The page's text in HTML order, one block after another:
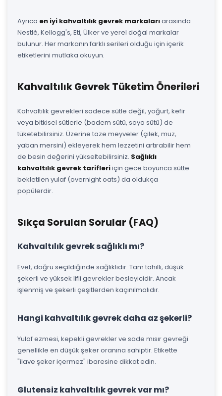
Ayrıca en iyi kahvaltılık gevrek markalarıarasında
Nestlé, Kellogg's, Eti, Ülker ve yerel doğal markalar
bulunur. Her markanın farklı serileri olduğu için içerik
etiketlerini mutlaka okuyun.
Kahvaltılık Gevrek Tüketim Önerileri
Kahvaltılık gevrekleri sadece sütle değil, yoğurt, kefir
veya bitkisel sütlerle (badem sütü, soya sütü) de
tüketebilirsiniz. Üzerine taze meyveler (çilek, muz,
yaban mersini) ekleyerek hem lezzetini artırabilir hem
de besin değerini yükseltebilirsiniz. Sağlıklı
kahvaltılık gevrek tarifleriiçin gece boyunca sütte
bekletilen yulaf (overnight oats) da oldukça
popülerdir.
Sıkça Sorulan Sorular (FAQ)
Kahvaltılık gevrek sağlıklı mı?
Evet, doğru seçildiğinde sağlıklıdır. Tam tahıllı, düşük
şekerli ve yüksek lifli gevrekler besleyicidir. Ancak
işlenmiş ve şekerli çeşitlerden kaçınılmalıdır.
Hangi kahvaltılık gevrek daha az şekerli?
Yulaf ezmesi, kepekli gevrekler ve sade mısır gevreği
genellikle en düşük şeker oranına sahiptir. Etikette
"ilave şeker içermez" ibaresine dikkat edin.
Glutensiz kahvaltılık gevrek var mı?